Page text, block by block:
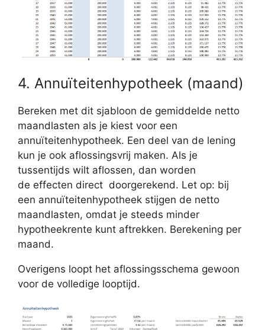
4. Annuïteitenhypotheek (maand)
Bereken met dit sjabloon de gemiddelde netto
maandlasten als je kiest voor een
annuïteitenhypotheek. Een deel van de lening
kun je ook aflossingsvrij maken. Als je
tussentijds wilt aflossen, dan worden
de effecten direct doorgerekend. Let op: bij
een annuïteitenhypotheek stijgen de netto
maandlasten, omdat je steeds minder
hypotheekrente kunt aftrekken. Berekening per
maand.
Overigens loopt het aflossingsschema gewoon
voor de volledige looptijd.